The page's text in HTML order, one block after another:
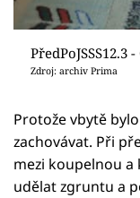
PředPoJSSS12.3
Zdroj: archiv Prima
Protože vbytě
zachovávat. Při
mezi koupelnou a
udělat zgruntu a